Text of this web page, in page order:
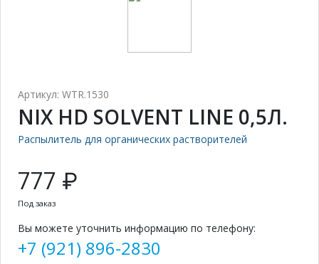
Артикул: WTR.1530
NIX HD SOLVENT LINE 0,5Л.
Распылитель для органических растворителей
777 ₽
Под заказ
Вы можете уточнить информацию по телефону:
+7 (921) 896-2830